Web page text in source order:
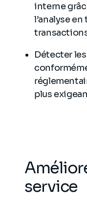
interne
l’analyse
Détecter
plus
service